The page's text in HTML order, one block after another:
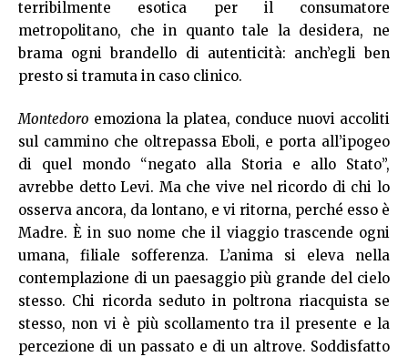
terribilmente esotica per il consumatore
metropolitano, che in quanto tale la desidera, ne
brama ogni brandello di autenticità: anch’egli ben
presto si tramuta in caso clinico.
Montedoro emoziona la platea, conduce nuovi accoliti
sul cammino che oltrepassa Eboli, e porta all’ipogeo
di quel mondo “negato alla Storia e allo Stato”,
avrebbe detto Levi. Ma che vive nel ricordo di chi lo
osserva ancora, da lontano, e vi ritorna, perché esso è
Madre. È in suo nome che il viaggio trascende ogni
umana, filiale sofferenza. L’anima si eleva nella
contemplazione di un paesaggio più grande del cielo
stesso. Chi ricorda seduto in poltrona riacquista se
stesso, non vi è più scollamento tra il presente e la
percezione di un passato e di un altrove. Soddisfatto